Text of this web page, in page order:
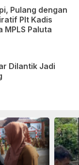
Pulang dengan
Plt Kadis
MPLS Paluta
Dilantik Jadi